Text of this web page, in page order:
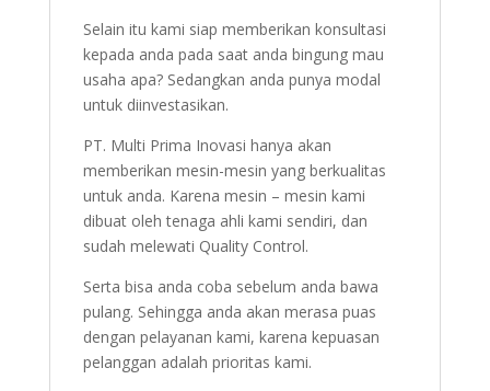
Selain itu kami siap memberikan konsultasi
kepada anda pada saat anda bingung mau
usaha apa? Sedangkan anda punya modal
untuk diinvestasikan.
PT. Multi Prima Inovasi hanya akan
memberikan mesin-mesin yang berkualitas
untuk anda. Karena mesin – mesin kami
dibuat oleh tenaga ahli kami sendiri, dan
sudah melewati Quality Control.
Serta bisa anda coba sebelum anda bawa
pulang. Sehingga anda akan merasa puas
dengan pelayanan kami, karena kepuasan
pelanggan adalah prioritas kami.